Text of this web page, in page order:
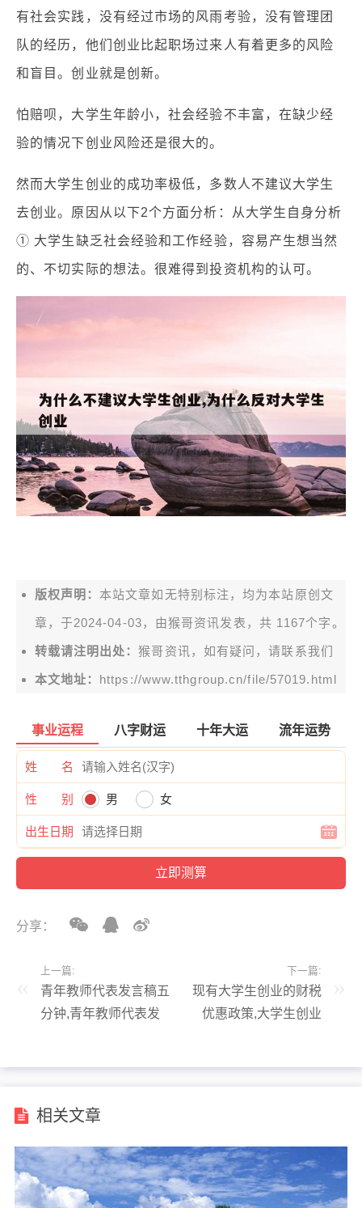
有社会实践，没有经过市场的风雨考验，没有管理团
队的经历，他们创业比起职场过来人有着更多的风险
和盲目。创业就是创新。
怕赔呗，大学生年龄小，社会经验不丰富，在缺少经
验的情况下创业风险还是很大的。
然而大学生创业的成功率极低，多数人不建议大学生
去创业。原因从以下2个方面分析：从大学生自身分析
① 大学生缺乏社会经验和工作经验，容易产生想当然
的、不切实际的想法。很难得到投资机构的认可。
版权声明： 本站文章如无特别标注，均为本站原创文
章，于2024-04-03，由猴哥资讯 发表，共 1167个字。
转载请注明出处：猴哥资讯，如有疑问，请联系我们
本文地址： https://www.tthgroup.cn/file/57019.html
事业运程 八字财运 十年大运 流年运势
姓 名
性 别 男 女
出生日期
分享：
上一篇:
青年教师代表发言稿五
分钟,青年教师代表发
下一篇:
现有大学生创业的财税
优惠政策,大学生创业
相关文章